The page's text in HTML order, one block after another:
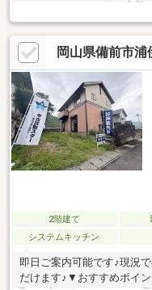
交換、ユニットバス交換、
取変更、室内ドア（一部）
交換、クロス張替え、畳表
湯器交換、インターホン設
【おすすめポイント】・本
岡山県備前市
2階建て
システムキッチン
即日ご案内可能です♪現況
だけます♪▼おすすめポイン